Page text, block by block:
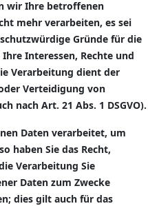
wir Ihre betroffenen
mehr verarbeiten, es sei
Gründe für die
Interessen, Rechte und
Verarbeitung dient der
Verteidigung von
nach Art. 21 Abs. 1 DSGVO).
Daten verarbeitet, um
haben Sie das Recht,
Verarbeitung Sie
Daten zum Zwecke
dies gilt auch für das